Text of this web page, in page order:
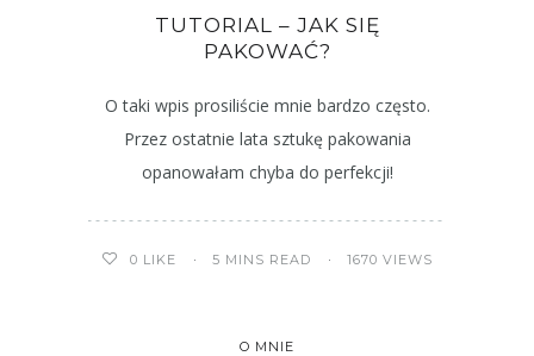
TUTORIAL – JAK SIĘ
PAKOWAĆ?
O taki wpis prosiliście mnie bardzo często.
Przez ostatnie lata sztukę pakowania
opanowałam chyba do perfekcji!
0 LIKE 5 MINS READ 1670 VIEWS
O MNIE